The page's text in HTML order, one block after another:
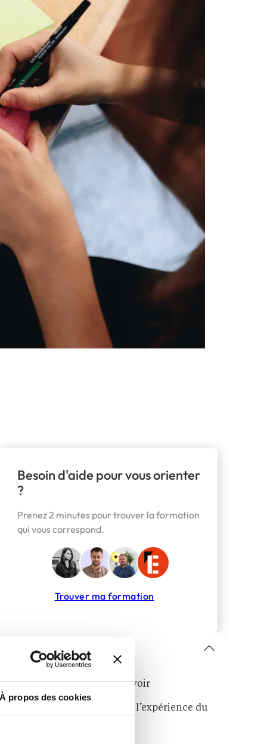
À propos des cookies
Besoin d'aide pour vous orienter
?
Prenez 2 minutes pour trouver la formation
qui vous correspond.
Trouver ma formation
Sommaire
Une vitrine mondiale du savoir
L’expérience du savoir sans l’expérience du